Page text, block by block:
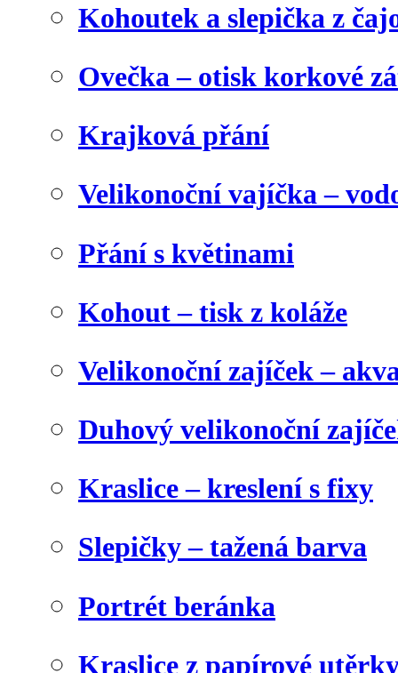
Kohoutek a slepička z
Ovečka – otisk korkové
Krajková přání
Velikonoční vajíčka –
Přání s květinami
Kohout – tisk z koláže
Velikonoční zajíček –
Duhový velikonoční
Kraslice – kreslení s fixy
Slepičky – tažená barva
Portrét beránka
Kraslice z papírové